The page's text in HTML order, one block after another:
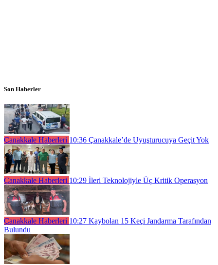
Son Haberler
Çanakkale Haberleri 10:36 Çanakkale’de Uyuşturucuya Geçit Yok
Çanakkale Haberleri 10:29 İleri Teknolojiyle Üç Kritik Operasyon
Çanakkale Haberleri 10:27 Kaybolan 15 Keçi Jandarma Tarafından
Bulundu